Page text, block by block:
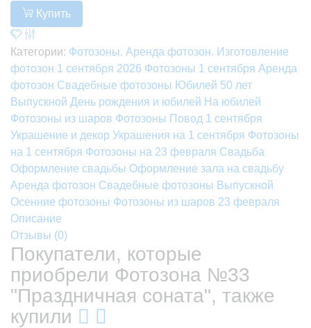
Купить
Категории: Фотозоны. Аренда фотозон. Изготовление
фотозон 1 сентября 2026 Фотозоны 1 сентября Аренда
фотозон Свадебные фотозоны Юбилей 50 лет
Выпускной День рождения и юбилей На юбилей
Фотозоны из шаров Фотозоны Повод 1 сентября
Украшение и декор Украшения на 1 сентября Фотозоны
на 1 сентября Фотозоны на 23 февраля Свадьба
Оформление свадьбы Оформление зала на свадьбу
Аренда фотозон Свадебные фотозоны Выпускной
Осенние фотозоны Фотозоны из шаров 23 февраля
Описание
Отзывы (0)
Покупатели, которые
приобрели Фотозона №33
"Праздничная соната", также
купили